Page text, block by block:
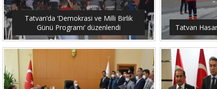
Tatvan’da ‘Demokrasi ve Milli Birlik
Günü Programı’ düzenlendi
Tatvan Hasar